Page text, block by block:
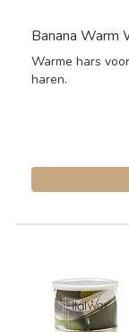
Banana Warm
Warme hars
haren.